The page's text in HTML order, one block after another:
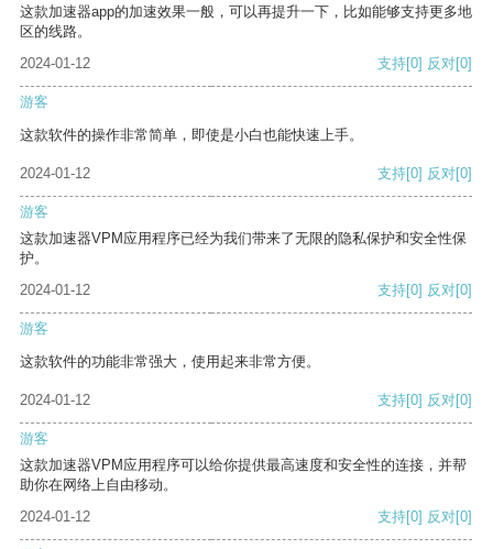
这款加速器app的加速效果一般，可以再提升一下，比如能够支持更多地
区的线路。
2024-01-12
支持[0] 反对[0]
游客
这款软件的操作非常简单，即使是小白也能快速上手。
2024-01-12 支持[0] 反对[0]
游客
这款加速器VPM应用程序已经为我们带来了无限的隐私保护和安全性保
护。
2024-01-12
支持[0] 反对[0]
游客
这款软件的功能非常强大，使用起来非常方便。
2024-01-12 支持[0] 反对[0]
游客
这款加速器VPM应用程序可以给你提供最高速度和安全性的连接，并帮
助你在网络上自由移动。
2024-01-12
支持[0] 反对[0]